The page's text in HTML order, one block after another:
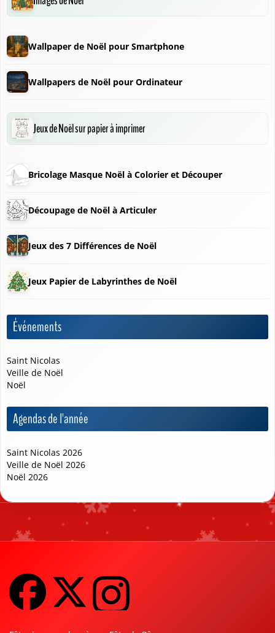
Wallpaper de Noël pour Smartphone
Wallpapers de Noël pour Ordinateur
Jeux de Noël sur papier à imprimer
Bricolage Masque Noël à Colorier et Découper
Découpage de Noël à Articuler
Jeux des 7 Différences de Noël
Jeux Papier de Labyrinthes de Noël
Événements
Saint Nicolas
Veille de Noël
Noël
Agendas de l'année
Saint Nicolas 2026
Veille de Noël 2026
Noël 2026